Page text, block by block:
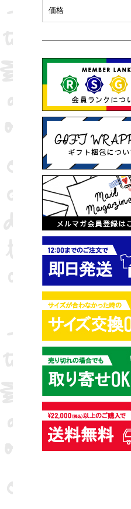
ピンク
ブラック
ブルー
グリーン
イエロー
グレー
パープル
ベージュ
価格
20,001円 ～